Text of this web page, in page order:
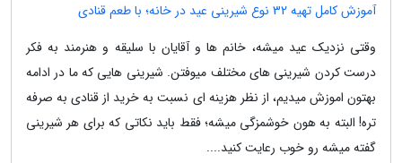
آموزش کامل تهیه 32 نوع شیرینی عید در خانه؛ با طعم قنادی
وقتی نزدیک عید میشه، خانم ها و آقایان با سلیقه و هنرمند به فکر
درست کردن شیرینی های مختلف میوفتن. شیرینی هایی که ما در ادامه
بهتون اموزش میدیم، از نظر هزینه ای نسبت به خرید از قنادی به صرفه
تره! البته به هون خوشمزگی میشه؛ فقط باید نکاتی که برای هر شیرینی
گفته میشه رو خوب رعایت کنید....